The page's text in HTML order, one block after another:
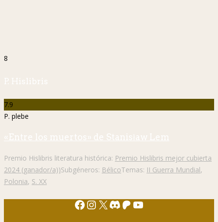
8
P. Hislibris
7.9
P. plebe
«Entre los muertos» de Stanisław Lem
Premio Hislibris literatura histórica: Premio Hislibris mejor cubierta
2024 (ganador/a))Subgéneros: BélicoTemas: II Guerra Mundial,
Polonia, S. XX
Facebook
Instagram
X Discord
Patreon
YouTube